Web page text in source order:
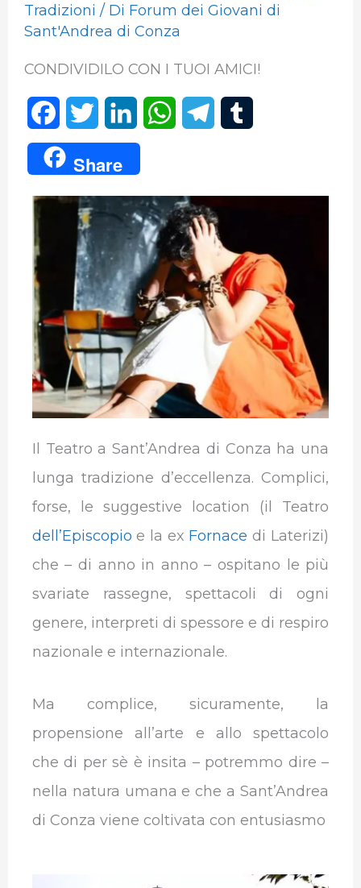
Tradizioni / Di Forum dei Giovani di
Sant'Andrea di Conza
CONDIVIDILO CON I TUOI AMICI!
a
c
o
k
w
i
t
e
r
i
n
k
e
d
I
n
W
t
s
A
p
e
g
r
a
m
r
Share
Il Teatro a Sant’Andrea di Conza ha una
lunga tradizione d’eccellenza. Complici,
forse, le suggestive location (il Teatro
dell’Episcopio e la ex Fornace di Laterizi)
che – di anno in anno – ospitano le più
svariate rassegne, spettacoli di ogni
genere, interpreti di spessore e di respiro
nazionale e internazionale.
Ma complice, sicuramente, la
propensione all’arte e allo spettacolo
che di per sè è insita – potremmo dire –
nella natura umana e che a Sant’Andrea
di Conza viene coltivata con entusiasmo